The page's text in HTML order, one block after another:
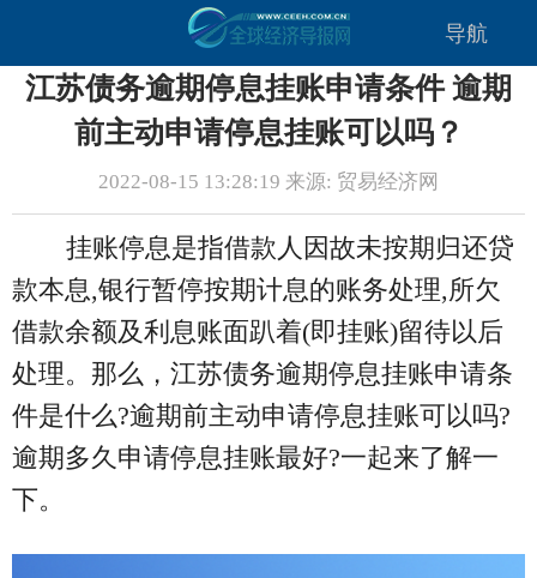
导航
江苏债务逾期停息挂账申请条件 逾期
前主动申请停息挂账可以吗？
2022-08-15 13:28:19 来源: 贸易经济网
挂账停息是指借款人因故未按期归还贷
款本息,银行暂停按期计息的账务处理,所欠
借款余额及利息账面趴着(即挂账)留待以后
处理。那么，江苏债务逾期停息挂账申请条
件是什么?逾期前主动申请停息挂账可以吗?
逾期多久申请停息挂账最好?一起来了解一
下。